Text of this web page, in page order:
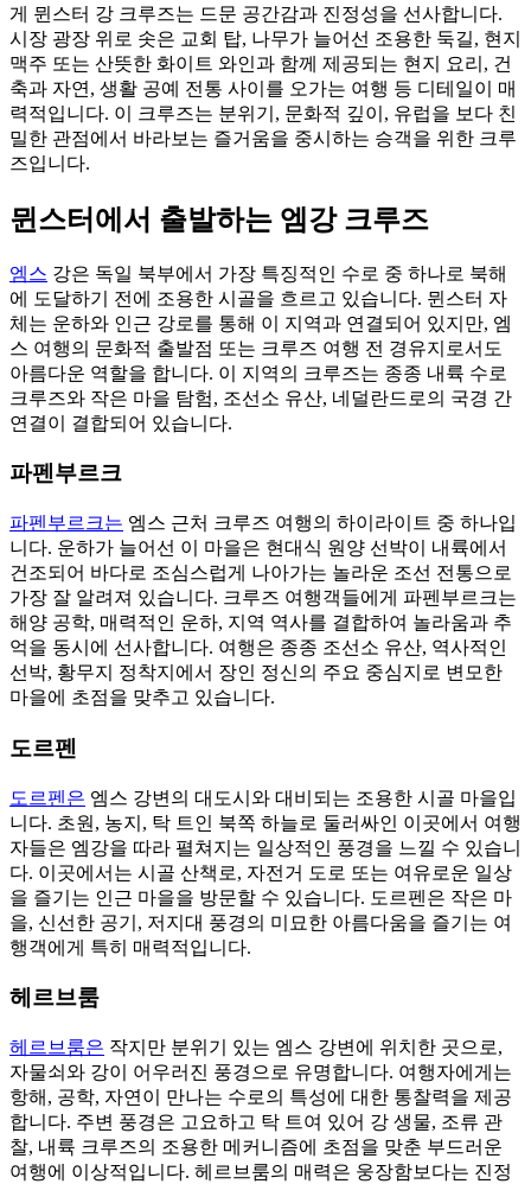
게 뮌스터 강 크루즈는 드문 공간감과 진정성을 선사합니다.
시장 광장 위로 솟은 교회 탑, 나무가 늘어선 조용한 둑길, 현지
맥주 또는 산뜻한 화이트 와인과 함께 제공되는 현지 요리, 건
축과 자연, 생활 공예 전통 사이를 오가는 여행 등 디테일이 매
력적입니다. 이 크루즈는 분위기, 문화적 깊이, 유럽을 보다 친
밀한 관점에서 바라보는 즐거움을 중시하는 승객을 위한 크루
즈입니다.
뮌스터에서 출발하는 엠강 크루즈
엠스 강은 독일 북부에서 가장 특징적인 수로 중 하나로 북해
에 도달하기 전에 조용한 시골을 흐르고 있습니다. 뮌스터 자
체는 운하와 인근 강로를 통해 이 지역과 연결되어 있지만, 엠
스 여행의 문화적 출발점 또는 크루즈 여행 전 경유지로서도
아름다운 역할을 합니다. 이 지역의 크루즈는 종종 내륙 수로
크루즈와 작은 마을 탐험, 조선소 유산, 네덜란드로의 국경 간
연결이 결합되어 있습니다.
파펜부르크
파펜부르크는 엠스 근처 크루즈 여행의 하이라이트 중 하나입
니다. 운하가 늘어선 이 마을은 현대식 원양 선박이 내륙에서
건조되어 바다로 조심스럽게 나아가는 놀라운 조선 전통으로
가장 잘 알려져 있습니다. 크루즈 여행객들에게 파펜부르크는
해양 공학, 매력적인 운하, 지역 역사를 결합하여 놀라움과 추
억을 동시에 선사합니다. 여행은 종종 조선소 유산, 역사적인
선박, 황무지 정착지에서 장인 정신의 주요 중심지로 변모한
마을에 초점을 맞추고 있습니다.
도르펜
도르펜은 엠스 강변의 대도시와 대비되는 조용한 시골 마을입
니다. 초원, 농지, 탁 트인 북쪽 하늘로 둘러싸인 이곳에서 여행
자들은 엠강을 따라 펼쳐지는 일상적인 풍경을 느낄 수 있습니
다. 이곳에서는 시골 산책로, 자전거 도로 또는 여유로운 일상
을 즐기는 인근 마을을 방문할 수 있습니다. 도르펜은 작은 마
을, 신선한 공기, 저지대 풍경의 미묘한 아름다움을 즐기는 여
행객에게 특히 매력적입니다.
헤르브룸
헤르브룸은 작지만 분위기 있는 엠스 강변에 위치한 곳으로,
자물쇠와 강이 어우러진 풍경으로 유명합니다. 여행자에게는
항해, 공학, 자연이 만나는 수로의 특성에 대한 통찰력을 제공
합니다. 주변 풍경은 고요하고 탁 트여 있어 강 생물, 조류 관
찰, 내륙 크루즈의 조용한 메커니즘에 초점을 맞춘 부드러운
여행에 이상적입니다. 헤르브룸의 매력은 웅장함보다는 진정